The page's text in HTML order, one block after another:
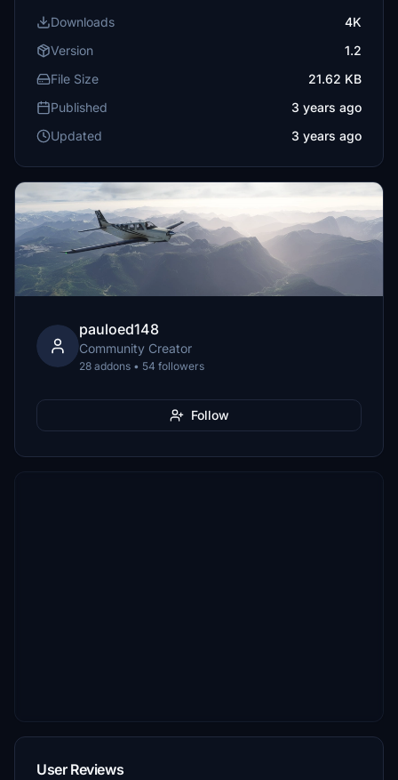
Downloads
4K
Version
1.2
File Size
21.62 KB
Published
3 years ago
Updated
3 years ago
pauloed148
Community Creator
28 addons • 54 followers
Follow
User Reviews